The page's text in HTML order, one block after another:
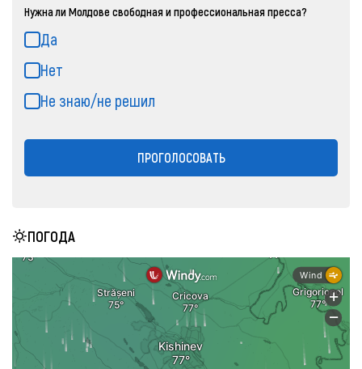
Нужна ли Молдове свободная и профессиональная пресса?
Да
Нет
Не знаю/не решил
ПРОГОЛОСОВАТЬ
ПОГОДА